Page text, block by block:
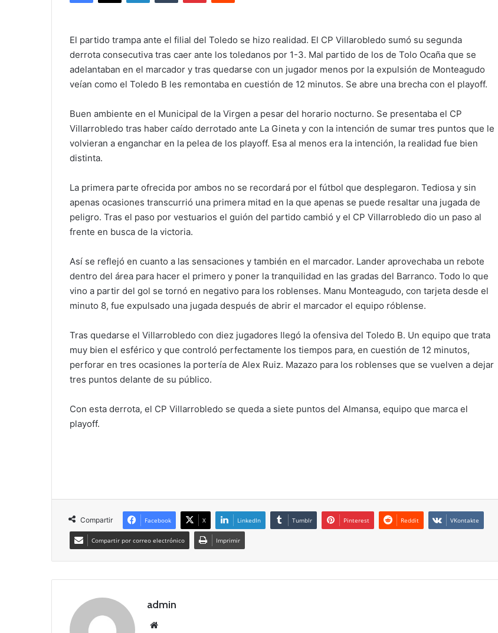
El partido trampa ante el filial del Toledo se hizo realidad. El CP Villarobledo sumó su segunda
derrota consecutiva tras caer ante los toledanos por 1-3. Mal partido de los de Tolo Ocaña que se
adelantaban en el marcador y tras quedarse con un jugador menos por la expulsión de Monteagudo
veían como el Toledo B les remontaba en cuestión de 12 minutos. Se abre una brecha con el playoff.
Buen ambiente en el Municipal de la Virgen a pesar del horario nocturno. Se presentaba el CP
Villarrobledo tras haber caído derrotado ante La Gineta y con la intención de sumar tres puntos que le
volvieran a enganchar en la pelea de los playoff. Esa al menos era la intención, la realidad fue bien
distinta.
La primera parte ofrecida por ambos no se recordará por el fútbol que desplegaron. Tediosa y sin
apenas ocasiones transcurrió una primera mitad en la que apenas se puede resaltar una jugada de
peligro. Tras el paso por vestuarios el guión del partido cambió y el CP Villarrobledo dio un paso al
frente en busca de la victoria.
Así se reflejó en cuanto a las sensaciones y también en el marcador. Lander aprovechaba un rebote
dentro del área para hacer el primero y poner la tranquilidad en las gradas del Barranco. Todo lo que
vino a partir del gol se tornó en negativo para los roblenses. Manu Monteagudo, con tarjeta desde el
minuto 8, fue expulsado una jugada después de abrir el marcador el equipo róblense.
Tras quedarse el Villarrobledo con diez jugadores llegó la ofensiva del Toledo B. Un equipo que trata
muy bien el esférico y que controló perfectamente los tiempos para, en cuestión de 12 minutos,
perforar en tres ocasiones la portería de Alex Ruiz. Mazazo para los roblenses que se vuelven a dejar
tres puntos delante de su público.
Con esta derrota, el CP Villarrobledo se queda a siete puntos del Almansa, equipo que marca el
playoff.
Compartir Facebook X LinkedIn Tumblr Pinterest Reddit VKontakte
Compartir por correo electrónico Imprimir
admin